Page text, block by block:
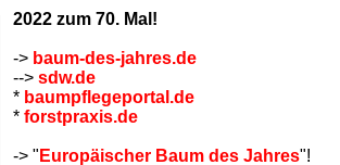
2022 zum 70. Mal!
-> baum-des-jahres.de
--> sdw.de
* baumpflegeportal.de
* forstpraxis.de
-> " Europäischer Baum des Jahres"!